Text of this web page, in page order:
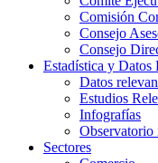
Comisión
Consejo
Consejo
Estadística y Datos
Datos
Estudios
Infografías
Observatorio
Sectores